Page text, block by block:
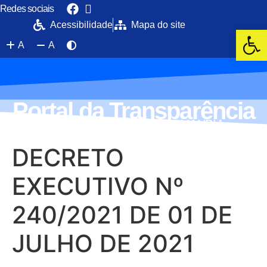
Redes sociais
Acessibilidade
Mapa do site
A
A
Portal da Transparência
PREFEITURA MUNICIPAL DE NORMANDIA
DECRETO
EXECUTIVO Nº
240/2021 DE 01 DE
JULHO DE 2021